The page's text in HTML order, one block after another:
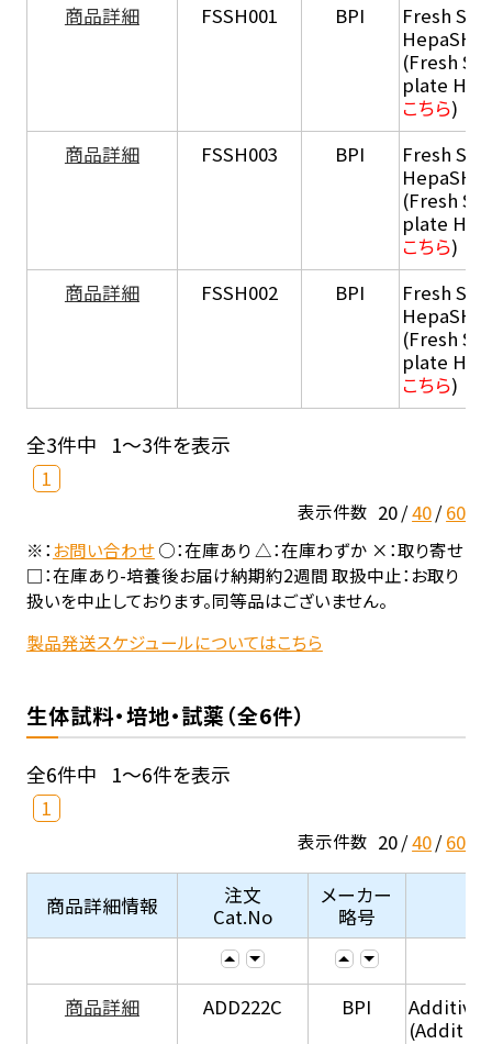
商品詳細 FSSH001 BPI
Fresh
HepaSH®
(Fresh
plate
こちら)
商品詳細
FSSH003 BPI
Fresh
HepaSH®
(Fresh
plate
こちら)
商品詳細
FSSH002 BPI
Fresh
HepaSH®
(Fresh
plate
こちら)
全3件中 1～3件を表示
1
表示件数 20 40 60
※：お問い合わせ○：在庫あり △：在庫わずか ×：取り寄せ
□：在庫あり-培養後お届け納期約2週間 取扱中止：お取り
扱いを中止しております。同等品はございません。
製品発送スケジュールについてはこちら
生体試料・培地・試薬（全6件）
全6件中 1～6件を表示
1
表示件数 20 40 60
商品詳細情報
注文
Cat.No
メーカー
略号
商品詳細 ADD222C BPI